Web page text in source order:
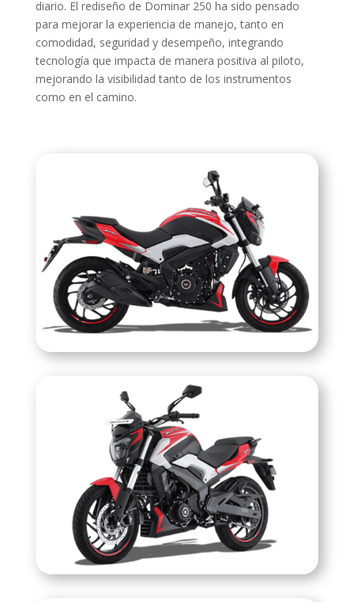
diario. El rediseño de Dominar 250 ha sido pensado
para mejorar la experiencia de manejo, tanto en
comodidad, seguridad y desempeño, integrando
tecnología que impacta de manera positiva al piloto,
mejorando la visibilidad tanto de los instrumentos
como en el camino.